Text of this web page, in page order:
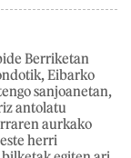
Berriketan
Eibarko
sanjoanetan,
antolatu
aurkako
herri